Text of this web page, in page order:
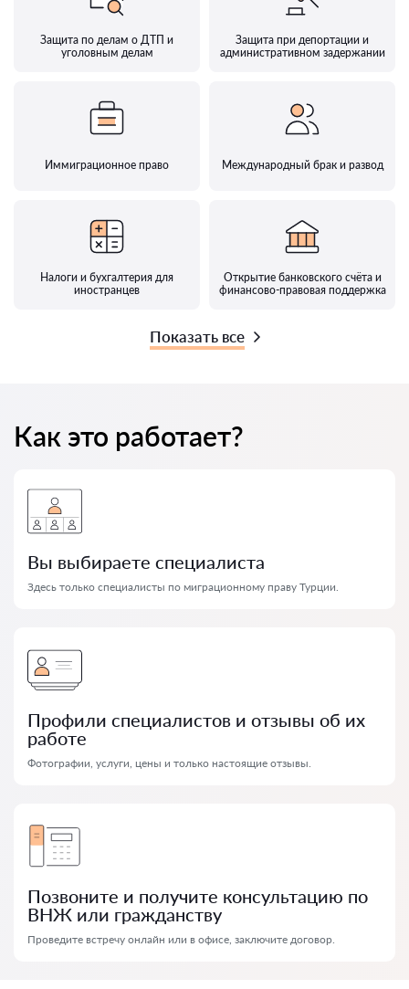
Защита по делам о ДТП и
уголовным делам
Защита при депортации и
административном задержании
Иммиграционное право Международный брак и развод
Налоги и бухгалтерия для
иностранцев
Открытие банковского счёта и
финансово-правовая поддержка
Показать все
Как это работает?
Вы выбираете специалиста
Здесь только специалисты по миграционному праву Турции.
Профили специалистов и отзывы об их
работе
Фотографии, услуги, цены и только настоящие отзывы.
Позвоните и получите консультацию по
ВНЖ или гражданству
Проведите встречу онлайн или в офисе, заключите договор.